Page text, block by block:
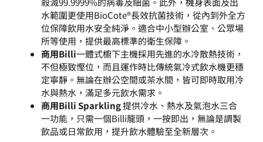
水範圍更使用BioCote®長效抗菌技術，從內到外全方
位保障飲用水安全純淨。適合中小型辦公室、公眾場
所等使用，提供最高標準的衛生保障。
商用Billi一體式櫥下主機採用先進的水冷散熱技術，
不但極致慳位，而且運作時比傳統氣冷式飲水機更穩
定寧靜。無論在辦公空間或茶水間，皆可即時取用冷
水與熱水，滿足多元飲水需求。
商用Billi Sparkling提供冷水、熱水及氣泡水三合
一功能，只需一個Billi龍頭，一按即出，無論是調製
飲品或日常飲用，提升飲水體驗至全新層次。